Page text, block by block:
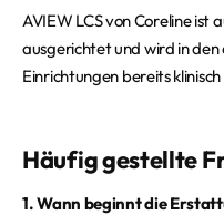
AVIEW LCS von Coreline
ausgerichtet und wird in
Einrichtungen bereits
Häufig gestellte
1. Wann beginnt die